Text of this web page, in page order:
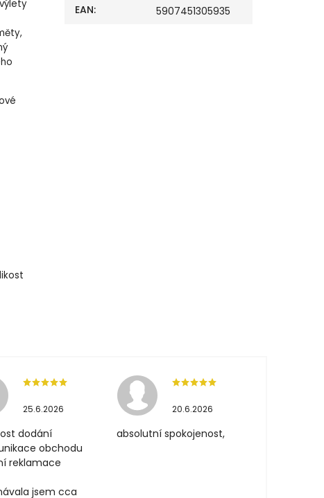
EAN: 5907451305935
25.6.2026
dodání
obchodu
reklamace
jsem cca
20.6.2026
absolutní spokojenost,